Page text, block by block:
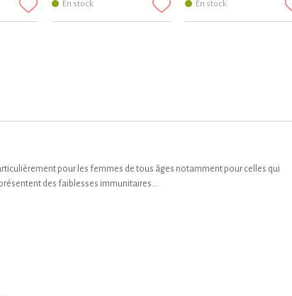
En stock En stock
pour les femmes de tous âges notamment pour celles qui
des faiblesses immunitaires...